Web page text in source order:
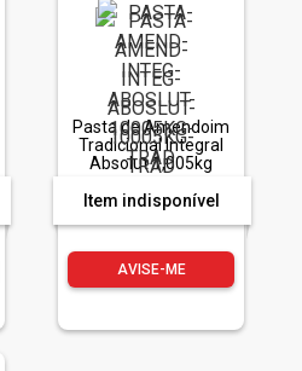
Pasta de Amendoim
Tradicional Integral
Absolut 1,005kg
Item indisponível
AVISE-ME